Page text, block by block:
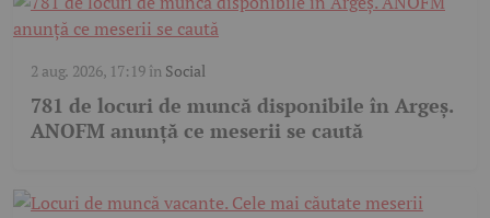
2 aug. 2026, 17:19în Social
781 de locuri de muncă disponibile în Argeș.
ANOFM anunță ce meserii se caută